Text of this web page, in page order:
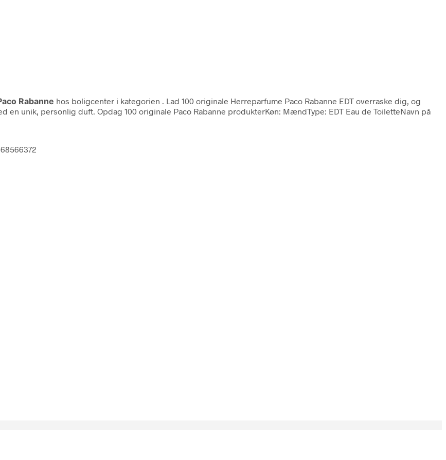
Rabanne hos boligcenter i kategorien
. Lad 100 originale Herreparfume Paco Rabanne EDT overraske dig, og
unik, personlig duft. Opdag 100 originale Paco Rabanne produkterKøn: MændType: EDT Eau de ToiletteNavn på